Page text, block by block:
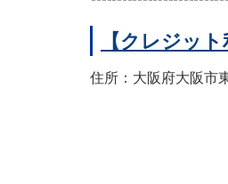
【クレジッ
住所：大阪府大阪市